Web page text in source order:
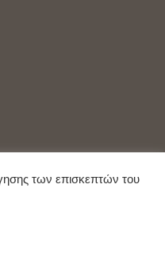
των επισκεπτών του